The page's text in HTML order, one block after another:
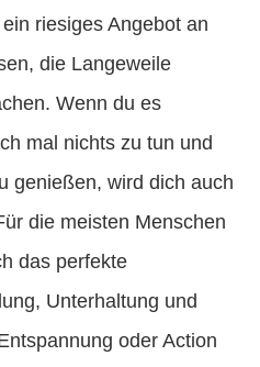
riesiges Angebot an
die Langeweile
Wenn du es
mal nichts zu tun und
genießen, wird dich auch
die meisten Menschen
das perfekte
Unterhaltung und
oder Action